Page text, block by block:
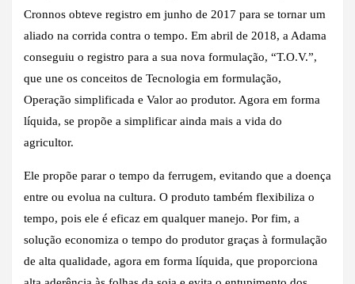
Cronnos obteve registro em junho de 2017 para se tornar um
aliado na corrida contra o tempo. Em abril de 2018, a Adama
conseguiu o registro para a sua nova formulação, “T.O.V.”,
que une os conceitos de Tecnologia em formulação,
Operação simplificada e Valor ao produtor. Agora em forma
líquida, se propõe a simplificar ainda mais a vida do
agricultor.
Ele propõe parar o tempo da ferrugem, evitando que a doença
entre ou evolua na cultura. O produto também flexibiliza o
tempo, pois ele é eficaz em qualquer manejo. Por fim, a
solução economiza o tempo do produtor graças à formulação
de alta qualidade, agora em forma líquida, que proporciona